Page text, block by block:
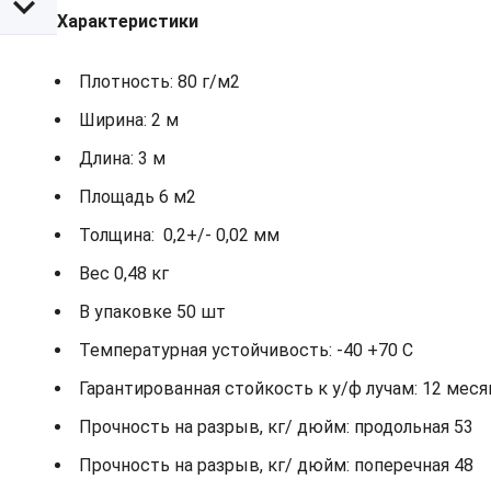
Характеристики
Плотность: 80 г/м2
Ширина: 2 м
Длина: 3 м
Площадь 6 м2
Толщина: 0,2+/- 0,02 мм
Вес 0,48 кг
В упаковке 50 шт
Температурная устойчивость: -40 +70 С
Гарантированная стойкость к у/ф лучам: 12
Прочность на разрыв, кг/ дюйм: продольная 53
Прочность на разрыв, кг/ дюйм: поперечная 48